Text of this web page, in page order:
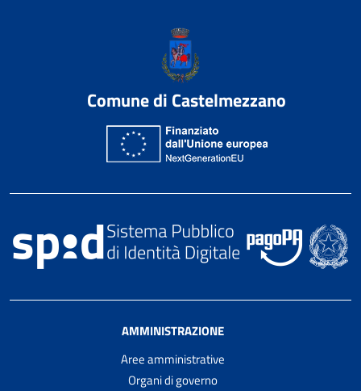
Comune di Castelmezzano
AMMINISTRAZIONE
Aree amministrative
Organi di governo